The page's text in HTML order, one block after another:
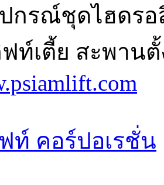
กรณ์ชุดไฮดร
ท์เตี้ย สะพาน
ท์ คอร์ปอเรชั่น